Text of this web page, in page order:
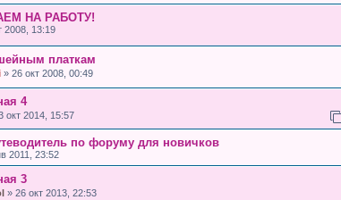
НА РАБОТУ!
2008, 13:19
платкам
» 26 окт 2008, 00:49
4
окт 2014, 15:57
по форуму для новичков
2011, 23:52
3
» 26 окт 2013, 22:53